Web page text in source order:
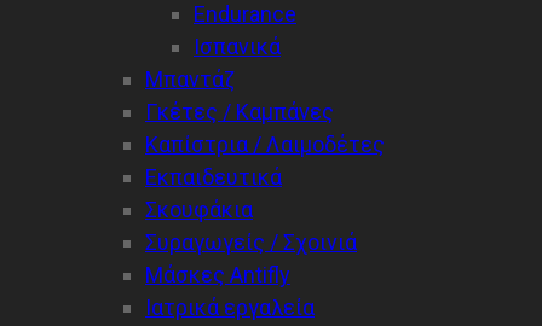
Endurance
Ισπανικά
Μπαντάζ
Γκέτες / Καμπάνες
Καπίστρια / Λαιμοδέτες
Εκπαιδευτικά
Σκουφάκια
Συραγωγείς / Σχοινιά
Μάσκες Antifly
Ιατρικά εργαλεία